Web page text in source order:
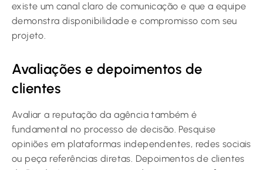
existe um canal claro de comunicação e que a equipe
demonstra disponibilidade e compromisso com seu
projeto.
Avaliações e depoimentos de
clientes
Avaliar a reputação da agência também é
fundamental no processo de decisão. Pesquise
opiniões em plataformas independentes, redes sociais
ou peça referências diretas. Depoimentos de clientes